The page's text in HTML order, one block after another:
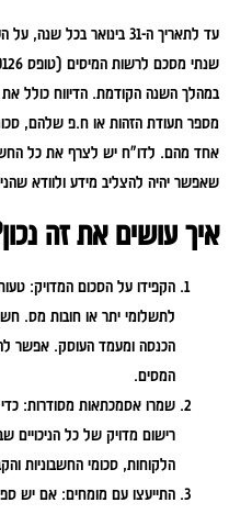
עד לתאריך ה-31 בינואר
במהלך השנה הקודמת. הדיווח כולל
מספר תעודת הזהות או ח.פ שלהם,
אחד מהם. לדו"ח יש לצרף את כל
שאפשר יהיה להצליב מידע ולוודא
איך עושים את זה
הקפידו על הסכום המדויק:
לתשלומי יתר או חובות מס.
הכנסה ומעמד העוסק. אפשר
המסים.
שמרו אסמכתאות מסודרות:
רישום מדויק של כל הניכויים
הלקוחות, סכומי החשבוניות
התייעצו עם מומחים: אם יש